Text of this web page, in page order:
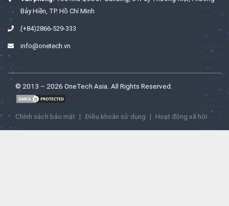
Bảy Hiền, TP. Hồ Chí Minh
(+84)2866-529-333
info@onetech.vn
© 2013 – 2026 OneTech Asia. All Rights Reserved.
Chính sách bảo mật | Điều khoản sử dụng | Hoạt động xã hội